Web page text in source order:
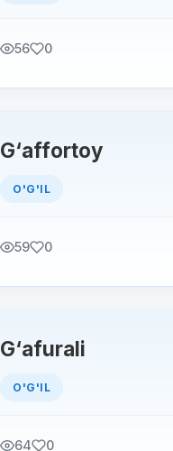
56 0
G‘affоrtoy
O'G'IL
59 0
G‘afurali
O'G'IL
64 0